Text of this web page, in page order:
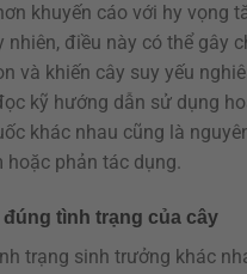
khuyến cáo với hy vọng
nhiên, điều này có thể gây
và khiến cây suy yếu
kỹ hướng dẫn sử dụng
khác nhau cũng là
hoặc phản tác dụng.
tình trạng của cây
trạng sinh trưởng khác